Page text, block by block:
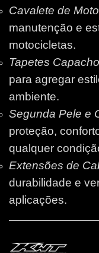
Cavalete de Moto
manutenção e
motocicletas.
Tapetes
para agregar
ambiente.
Segunda Pele e
proteção,
qualquer
Extensões de
durabilidade e
aplicações.